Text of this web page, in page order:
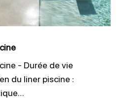
- Durée de vie
du liner piscine :